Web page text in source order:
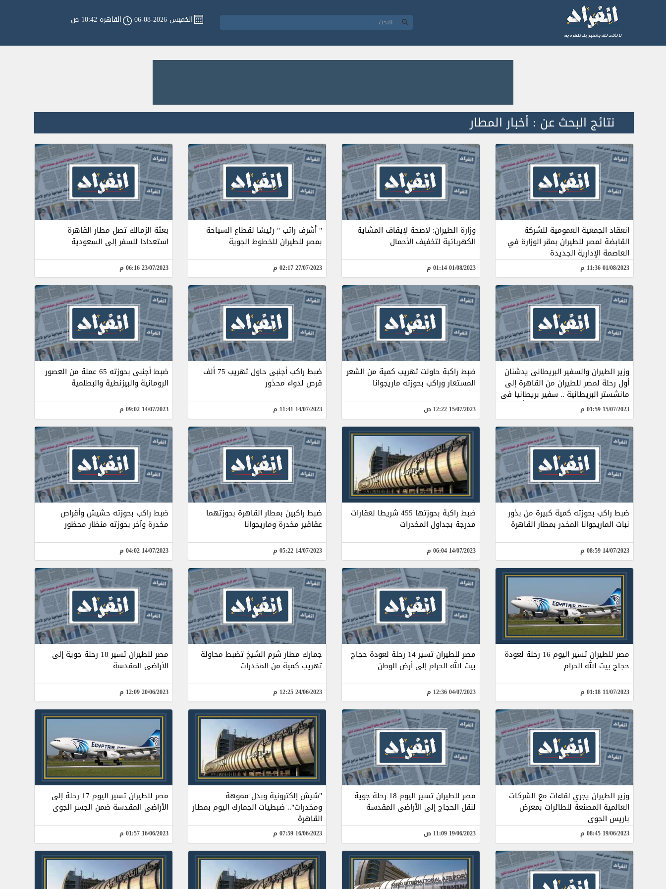
الخميس 2026-08-06 القاهره 10:42 ص
نتائج البحث عن : أخبار المطار
انعقاد الجمعية العمومية للشركة
القابضة لمصر للطيران بمقر الوزارة في
العاصمة الإدارية الجديدة
01/08/2023 11:36 م
وزارة الطيران: لاصحة لإيقاف المشاية
الكهربائية لتخفيف الأحمال
01/08/2023 01:14 م
" أشرف راتب " رئيسًا لقطاع السياحة
بمصر للطيران للخطوط الجوية
27/07/2023 02:17 م
بعثة الزمالك تصل مطار القاهرة
استعدادا للسفر إلى السعودية
23/07/2023 06:16 م
وزير الطيران والسفير البريطانى يدشنان
أول رحلة لمصر للطيران من القاهرة إلى
مانشستر البريطانية .. سفير بريطانيا فى
القاهرة خلال الاحتفالية: “بإذن الله
مزيدا من الرحلات لدعم السياحة المصرية
.. فيديو وصو
15/07/2023 01:59 م
ضبط راكبة حاولت تهريب كمية من الشعر
المستعار وراكب بحوزته ماريجوانا
15/07/2023 12:22 ص
ضبط راكب أجنبى حاول تهريب 75 ألف
قرص لدواء محذور
14/07/2023 11:41 م
ضبط أجنبى بحوزته 65 عملة من العصور
الرومانية والبيزنطية والبطلمية
14/07/2023 09:02 م
ضبط راكب بحوزته كمية كبيرة من بذور
نبات الماريجوانا المخدر بمطار القاهرة
14/07/2023 08:59 م
ضبط راكبة بحوزتها 455 شريطا لعقارات
مدرجة بجداول المخدرات
14/07/2023 06:04 م
ضبط راكبين بمطار القاهرة بحوزتهما
عقاقير مخدرة وماريجوانا
14/07/2023 05:22 م
ضبط راكب بحوزته حشيش وأقراص
مخدرة وآخر بحوزته منظار محظور
14/07/2023 04:02 م
مصر للطيران تسير اليوم 16 رحلة لعودة
حجاج بيت الله الحرام
11/07/2023 01:18 م
مصر للطيران تسير 14 رحلة لعودة حجاج
بيت الله الحرام إلى أرض الوطن
04/07/2023 12:36 م
جمارك مطار شرم الشيخ تضبط محاولة
تهريب كمية من المخدرات
24/06/2023 12:25 م
مصر للطيران تسير 18 رحلة جوية إلى
الأراضى المقدسة
20/06/2023 12:09 م
وزير الطيران يجري لقاءات مع الشركات
العالمية المصنعة للطائرات بمعرض
باريس الجوى
19/06/2023 08:45 م
مصر للطيران تسير اليوم 18 رحلة جوية
لنقل الحجاج إلى الأراضى المقدسة
19/06/2023 11:09 ص
"شيش إلكترونية وبدل مموهة
ومخدرات".. ضبطيات الجمارك اليوم بمطار
القاهرة
16/06/2023 07:59 م
مصر للطيران تسير اليوم 17 رحلة إلى
الأراضى المقدسة ضمن الجسر الجوى
16/06/2023 01:57 م